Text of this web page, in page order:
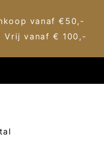
vanaf €50,-
Vrij vanaf € 100,-